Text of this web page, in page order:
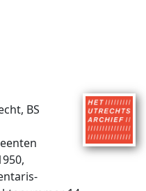
BS